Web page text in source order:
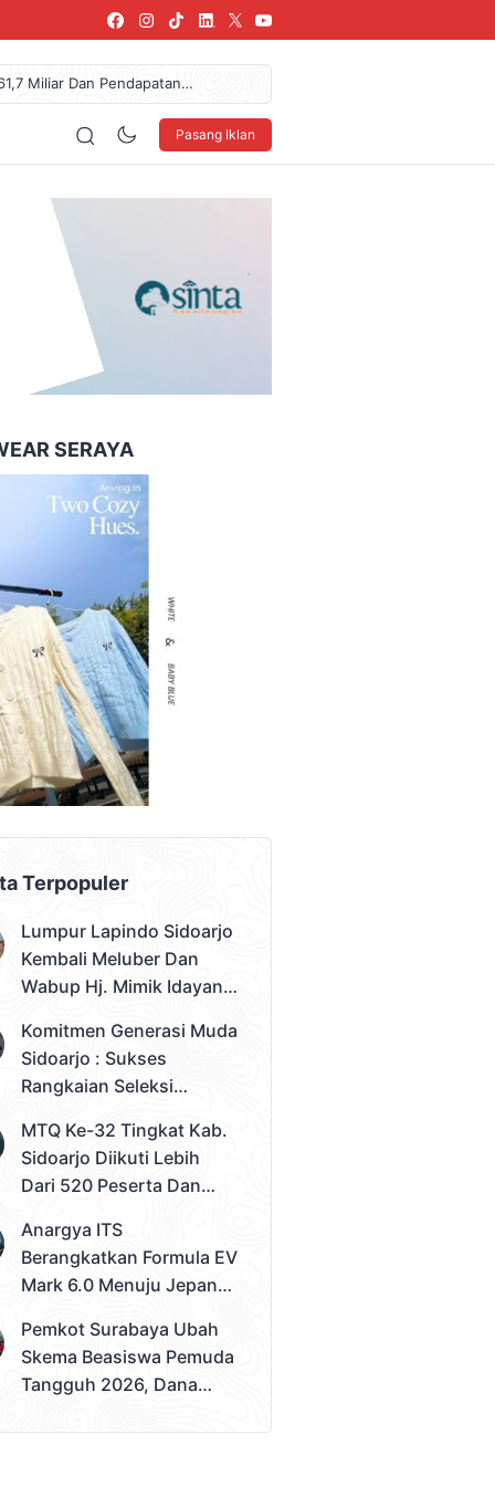
Miliar Dan Pendapatan
Donasi Rp36,57 Juta
SPPG Karangturi
Ke XXXV Di Makassar
Pasang Iklan
SERAYA
Terpopuler
Lumpur Lapindo Sidoarjo
Kembali Meluber Dan
Wabup Hj. Mimik Idayana
Komitmen Generasi Muda
Sidoarjo : Sukses
Rangkaian Seleksi
Pemilihan Duta Muda
Sidoarjo 2026
MTQ Ke-32 Tingkat Kab.
Sidoarjo Diikuti Lebih
Dari 520 Peserta Dan
Juara Umum
Anargya ITS
Berangkatkan Formula EV
Mark 6.0 Menuju Jepang,
2026
Pemkot Surabaya Ubah
Skema Beasiswa Pemuda
Tangguh 2026, Dana
Sekolah